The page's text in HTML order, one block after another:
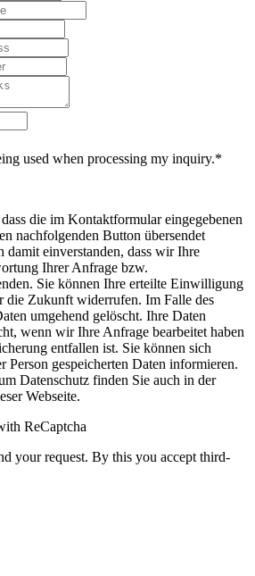
used when processing my inquiry.*
die im Kontaktformular eingegebenen
nachfolgenden Button übersendet
damit einverstanden, dass wir Ihre
Ihrer Anfrage bzw.
Sie können Ihre erteilte Einwilligung
die Zukunft widerrufen. Im Falle des
umgehend gelöscht. Ihre Daten
wenn wir Ihre Anfrage bearbeitet haben
entfallen ist. Sie können sich
Person gespeicherten Daten informieren.
Datenschutz finden Sie auch in der
Webseite.
ReCaptcha
your request. By this you accept third-